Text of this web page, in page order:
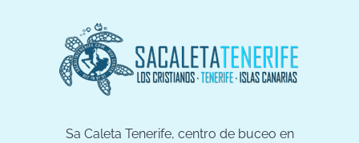
Sa Caleta Tenerife, centro de buceo en